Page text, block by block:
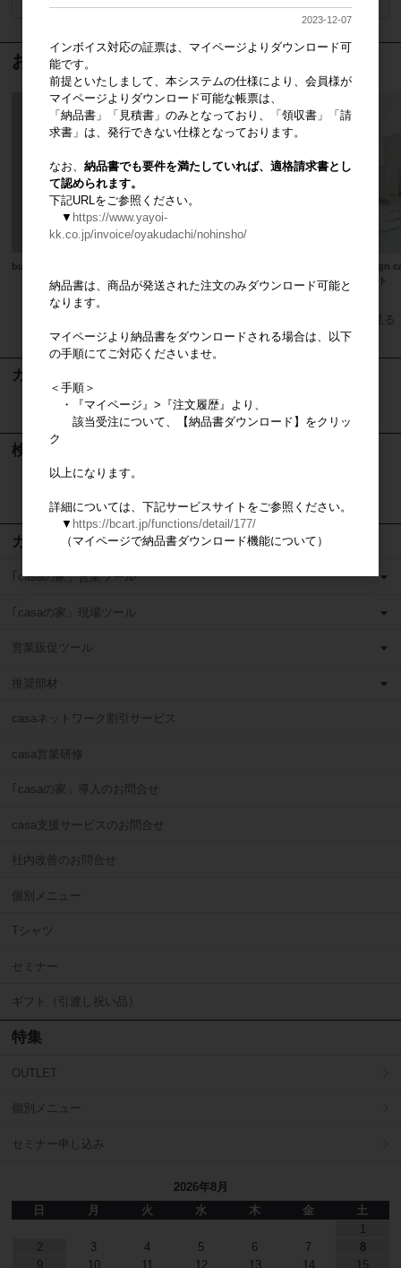
おすすめ商品
bud brand Tシャツ
design
セット
すべてのおすすめ商品を見る
カート
カートは空です
検索
カテゴリ
｢casaの家」営業ツール
｢casaの家」現場ツール
営業販促ツール
推奨部材
casaネットワーク割引サービス
casa営業研修
｢casaの家」導入のお問合せ
casa支援サービスのお問合せ
社内改善のお問合せ
個別メニュー
Tシャツ
セミナー
ギフト（引渡し祝い品）
特集
OUTLET
個別メニュー
セミナー申し込み
2026年8月
日
月 火 水 木 金
土
1
2
3 4 5 6 7
8
9
10 11 12 13 14 15
2023-12-07
インボイス対応の証票は、マイページよりダウンロード可
能です。
前提といたしまして、本システムの仕様により、会員様が
マイページよりダウンロード可能な帳票は、
「納品書」「見積書」のみとなっており、「領収書」「請
求書」は、発行できない仕様となっております。
なお、 納品書でも要件を満たしていれば、適格請求書とし
て認められます。
下記URLをご参照ください。
▼ https://www.yayoi-
kk.co.jp/invoice/oyakudachi/nohinsho/
納品書は、商品が発送された注文のみダウンロード可能と
なります。
マイページより納品書をダウンロードされる場合は、以下
の手順にてご対応くださいませ。
＜手順＞
・『マイページ』>『注文履歴』より、
該当受注について、【納品書ダウンロード】をクリッ
ク
以上になります。
詳細については、下記サービスサイトをご参照ください。
▼ https://bcart.jp/functions/detail/177/
（マイページで納品書ダウンロード機能について）